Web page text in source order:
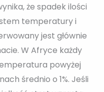
że spadek ilości
temperatury i
jest głównie
W Afryce każdy
powyżej
średnio o 1%. Jeśli